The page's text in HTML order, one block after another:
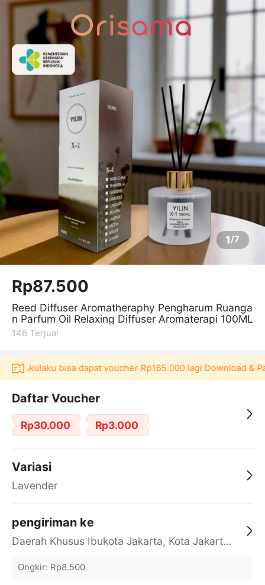
1/7
Rp87.500
Reed Diffuser Aromatheraphy Pengharum Ruanga
n Parfum Oil Relaxing Diffuser Aromaterapi 100ML
146 Terjual
Akulaku bisa dapat voucher Rp165.000 lagi Download &
Daftar Voucher
Rp30.000 Rp3.000
Variasi
Lavender
pengiriman ke
Daerah Khusus Ibukota Jakarta, Kota Jakarta Barat, Cengkareng, yy
Ongkir: Rp8.500